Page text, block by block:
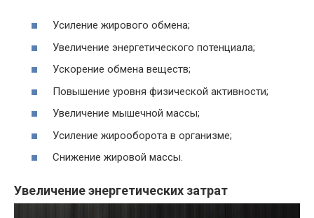
Усиление жирового обмена;
Увеличение энергетического потенциала;
Ускорение обмена веществ;
Повышение уровня физической активности;
Увеличение мышечной массы;
Усиление жирооборота в организме;
Снижение жировой массы.
Увеличение энергетических затрат